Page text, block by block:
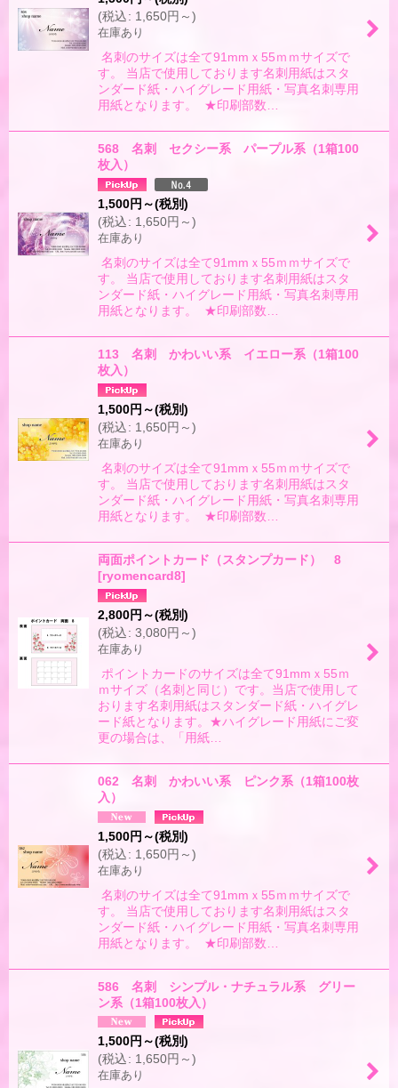
(税込: 1,650円 ～)
在庫あり
名刺のサイズは全て91mmｘ55ｍｍサイズで
す。 当店で使用しております名刺用紙はスタ
ンダード紙・ハイグレード用紙・写真名刺専用
用紙となります。 ★印刷部数…
568 名刺 セクシー系 パープル系（1箱100
枚入）
1,500円 ～(税別)
(税込: 1,650円 ～)
在庫あり
名刺のサイズは全て91mmｘ55ｍｍサイズで
す。 当店で使用しております名刺用紙はスタ
ンダード紙・ハイグレード用紙・写真名刺専用
用紙となります。 ★印刷部数…
113 名刺 かわいい系 イエロー系（1箱100
枚入）
1,500円 ～(税別)
(税込: 1,650円 ～)
在庫あり
名刺のサイズは全て91mmｘ55ｍｍサイズで
す。 当店で使用しております名刺用紙はスタ
ンダード紙・ハイグレード用紙・写真名刺専用
用紙となります。 ★印刷部数…
両面ポイントカード（スタンプカード） 8
[ryomencard8]
2,800円 ～(税別)
(税込: 3,080円 ～)
在庫あり
ポイントカードのサイズは全て91mmｘ55ｍ
ｍサイズ（名刺と同じ）です。当店で使用して
おります名刺用紙はスタンダード紙・ハイグレ
ード紙となります。★ハイグレード用紙にご変
更の場合は、「用紙…
062 名刺 かわいい系 ピンク系（1箱100枚
入）
1,500円 ～(税別)
(税込: 1,650円 ～)
在庫あり
名刺のサイズは全て91mmｘ55ｍｍサイズで
す。 当店で使用しております名刺用紙はスタ
ンダード紙・ハイグレード用紙・写真名刺専用
用紙となります。 ★印刷部数…
586 名刺 シンプル・ナチュラル系 グリー
ン系（1箱100枚入）
1,500円 ～(税別)
(税込: 1,650円 ～)
在庫あり